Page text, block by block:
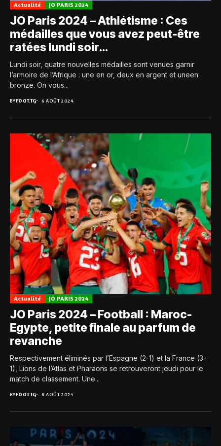
Actualité JO PARIS 2024
JO Paris 2024 – Athlétisme : Ces
médailles que vous avez peut-être
ratées lundi soir…
Lundi soir, quatre nouvelles médailles sont venues garnir
l’armoire de l’Afrique : une en or, deux en argent et uneen
bronze. On vous...
BYFOOT.TG 6 AOÛT 2024
Actualité JO PARIS 2024
JO Paris 2024 – Football : Maroc-
Egypte, petite finale au parfum de
revanche
Respectivement éliminés par l’Espagne (2-1) et la France (3-
1), Lions de l’Atlas et Pharaons se retrouveront jeudi pour le
match de classement. Une...
BYFOOT.TG 6 AOÛT 2024